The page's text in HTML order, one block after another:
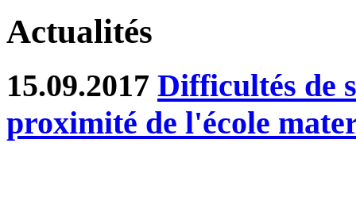
Actualités
15.09.2017 Difficultés de
proximité de l'école